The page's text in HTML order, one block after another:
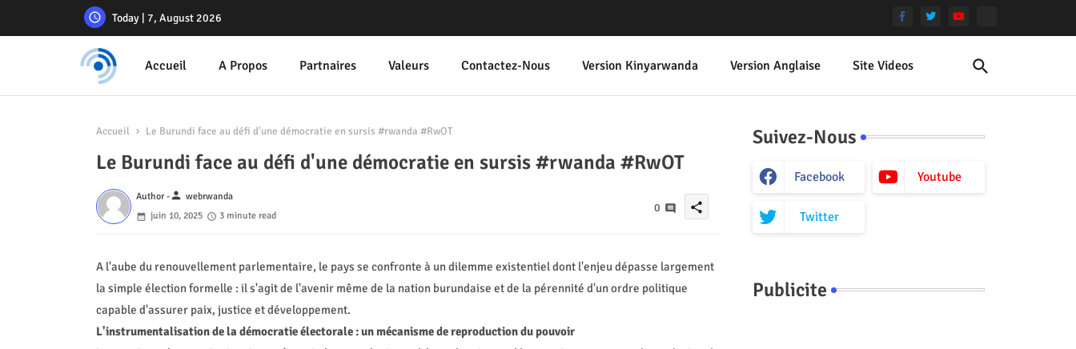
Today | 7, August 2026
Accueil A Propos Partnaires Valeurs Contactez-Nous Version Kinyarwanda Version Anglaise Site Videos
Accueil Le Burundi face au défi d'une démocratie en sursis #rwanda #RwOT
Le Burundi face au défi d'une démocratie en sursis #rwanda #RwOT
Author -person webrwanda
juin 10, 2025
3 minute read
0 share
A l'aube du renouvellement parlementaire, le pays se confronte à un dilemme existentiel dont l'enjeu dépasse largement
la simple élection formelle : il s'agit de l'avenir même de la nation burundaise et de la pérennité d'un ordre politique
capable d'assurer paix, justice et développement.
L'instrumentalisation de la démocratie électorale : un mécanisme de reproduction du pouvoir
Suivez-Nous
Facebook Youtube
Twitter
Publicite